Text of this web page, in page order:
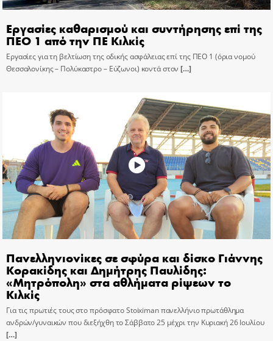
Εργασίες καθαρισμού και συντήρησης επί της
ΠΕΟ 1 από την ΠΕ Κιλκίς
Εργασίες για τη βελτίωση της οδικής ασφάλειας επί της ΠΕΟ 1 (όρια νομού
Θεσσαλονίκης – Πολύκαστρο – Εύζωνοι) κοντά στον […]
Πανελληνιονίκες σε σφύρα και δίσκο Γιάννης
Κορακίδης και Δημήτρης Παυλίδης:
«Μητρόπολη» στα αθλήματα ρίψεων το
Κιλκίς
Για τις πρωτιές τους στο πρόσφατο Stoiximan πανελλήνιο πρωτάθλημα
ανδρών/γυναικών που διεξήχθη το Σάββατο 25 μέχρι την Κυριακή 26 Ιουλίου
[…]